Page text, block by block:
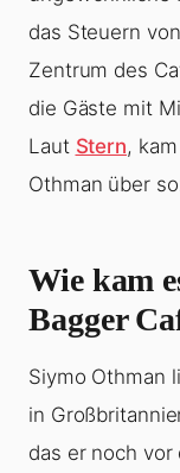
das Steuern
Zentrum des
die Gäste mit
Laut Stern,
Othman über
Wie kam
Bagger
Siymo Othman
in
das er noch